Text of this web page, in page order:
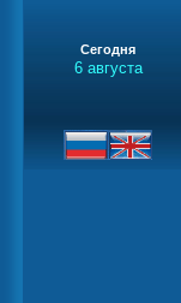
Сегодня
6 августа